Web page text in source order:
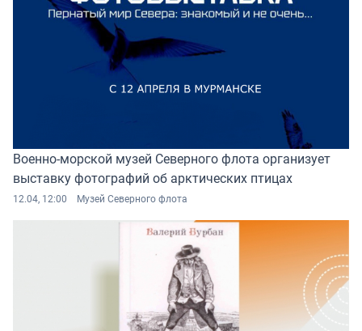
Военно-морской музей Северного флота организует
выставку фотографий об арктических птицах
12.04, 12:00 Музей Северного флота